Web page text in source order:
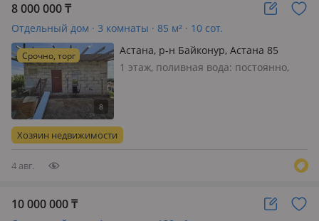
8 000 000₸
Отдельный дом · 3 комнаты · 85 м² · 10 сот.
Срочно, торг
Астана, р-н Байконур, Астана 85
1 этаж, поливная вода: постоянно,
замена батарей Косметический
ремонт Обмен не интересует
Хозяин недвижимости
4 авг.
10 000 000₸